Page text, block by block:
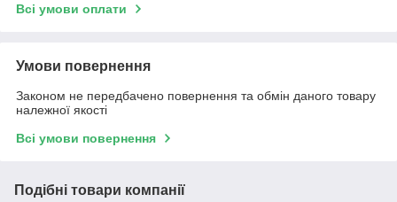
Всі умови оплати
Умови повернення
Законом не передбачено повернення та обмін даного товару
належної якості
Всі умови повернення
Подібні товари компанії